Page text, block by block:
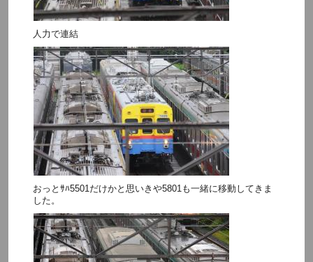
人力で連結
おっとｻﾊ5501だけかと思いきや5801も一緒に移動してきま
した。